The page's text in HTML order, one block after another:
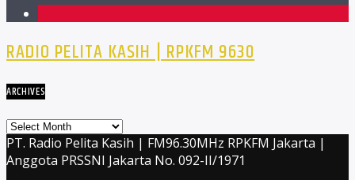
RADIO PELITA KASIH | RPKFM 9630
ARCHIVES
Archives
PT. Radio Pelita Kasih | FM96.30MHz RPKFM Jakarta |
Anggota PRSSNI Jakarta No. 092-II/1971